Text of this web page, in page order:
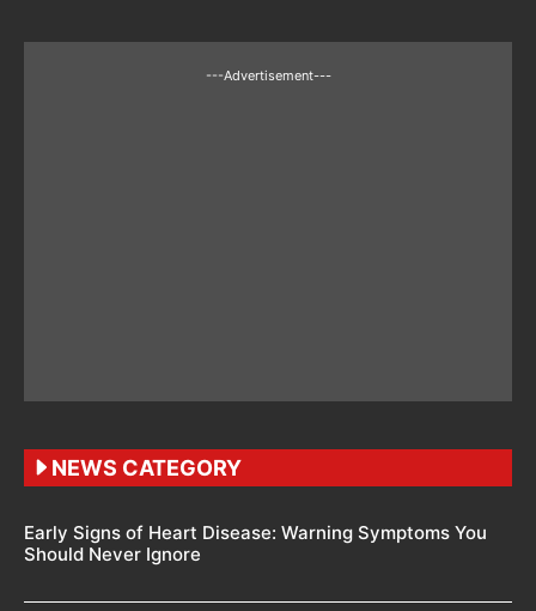
---Advertisement---
NEWS CATEGORY
Early Signs of Heart Disease: Warning Symptoms You
Should Never Ignore